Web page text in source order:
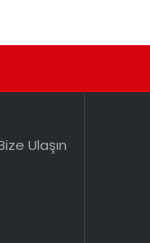
Ulaşın